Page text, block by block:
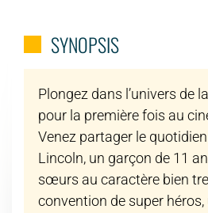
SYNOPSIS
Plongez dans l’univers de
pour la première fois au
Venez partager le
Lincoln, un garçon de 11
sœurs au caractère bien
convention de super